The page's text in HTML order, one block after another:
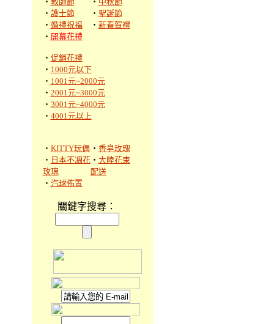
‧ 護士節 ‧ 聖誕節
‧ 婚禮祝福 ‧ 新春賀禮
‧ 開幕花禮
‧ 促銷花禮
‧ 1000元以下
‧ 1001元~2000元
‧ 2001元~3000元
‧ 3001元~4000元
‧ 4001元以上
‧ KITTY玩偶 ‧ 香皂玫瑰
‧ 日本不凋花
玫瑰
‧ 大陸花束
配送
‧ 汽球佈置
關鍵字搜尋：